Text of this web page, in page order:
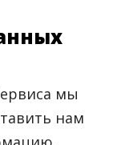
мы
нам